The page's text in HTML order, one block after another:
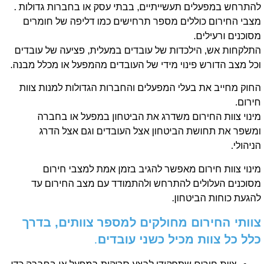
להתרחש במפעלים תעשייתיים, בבתי עסק או בחברות גדולות .
מצבי החירום כוללים מספר תרחישים כמו דליפה של חומרים
מסוכנים ורעילים.
התלקחות אש, הילכדות של עובדים במעלית, פציעה של עובדים
וכל מצב הדורש פינוי מידי של העובדים מהמפעל או מכלל מבנה.
החוק מחייב את בעלי המפעלים והחברות הגדולות למנות צוות
חירום.
מינוי צוות החירום משדרג את הביטחון במפעל או בחברה
ומשפר את תחושת הביטחון אצל העובדים וגם אצל הדרג
הניהולי.
מינוי צוות חירום מאפשר להגיב בזמן אמת למצבי חירום
מסוכנים העלולים להתרחש ולהתמודד עם מצב החירום עד
להגעת כוחות הביטחון.
צוותי החירום מחולקים למספר צוותים, בדרך
כלל כל צוות מכיל כשני עובדים.